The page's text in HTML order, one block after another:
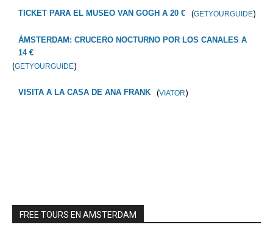
TICKET PARA EL MUSEO VAN GOGH A 20 € (GETYOURGUIDE)
ÁMSTERDAM: CRUCERO NOCTURNO POR LOS CANALES A
14 €
(GETYOURGUIDE)
VISITA A LA CASA DE ANA FRANK (VIATOR)
FREE TOURS EN AMSTERDAM